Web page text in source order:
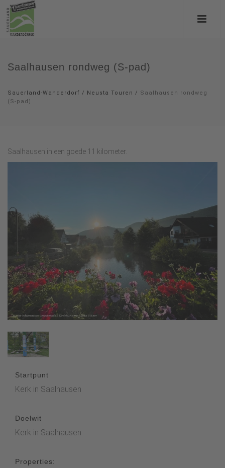
Saalhausen rondweg (S-pad)
Sauerland-Wanderdorf / Neusta Touren / Saalhausen rondweg
(S-pad)
Saalhausen in een goede 11 kilometer.
Startpunt
Kerk in Saalhausen
Doelwit
Kerk in Saalhausen
Properties: